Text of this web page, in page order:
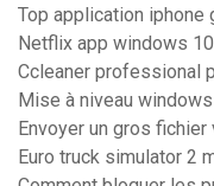
Top application iphone
Netflix app windows
Ccleaner professional
Mise à niveau
Envoyer un gros fichier
Euro truck simulator 2